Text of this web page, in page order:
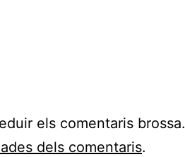
els comentaris brossa.
dels comentaris.